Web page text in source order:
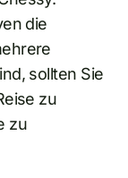
die
sollten Sie
zu
zu